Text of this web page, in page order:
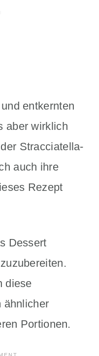
entkernten
aber wirklich
Stracciatella-
auch ihre
Rezept
Dessert
diese
ähnlicher
Portionen.